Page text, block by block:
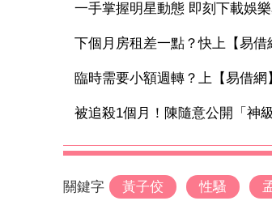
一手掌握明星動態 即刻下載娛
下個月房租差一點？快上【易
臨時需要小額週轉？上【易借
被追殺1個月！陳隨意公開「
關鍵字 黃子佼 性騷